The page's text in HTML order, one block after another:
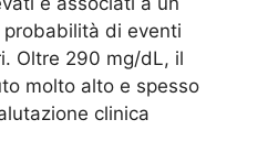
di eventi
Oltre 290 mg/dL, il
molto alto e spesso
clinica